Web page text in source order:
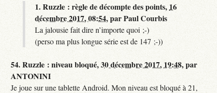
1.Ruzzle : règle de décompte des points, 16
décembre 2017, 08:54,parPaul Courbis
La jalousie fait dire n’importe quoi ;-)
(perso ma plus longue série est de 147 ;-))
54.Ruzzle : niveau bloqué,30 décembre 2017, 19:48,par
ANTONINI
Je joue sur une tablette Android. Mon niveau est bloqué à 21,